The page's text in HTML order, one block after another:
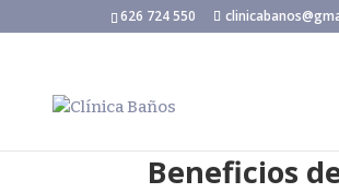
626 724 550
Beneficios